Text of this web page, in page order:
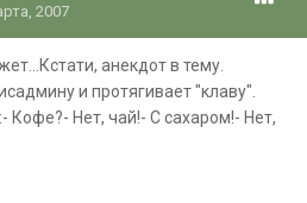
2007
анекдот в тему.
и протягивает "клаву".
Кофе?- Нет, чай!- С сахаром!- Нет,